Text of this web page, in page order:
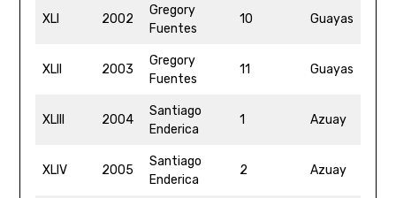
XLI 2002
Gregory
Fuentes
10 Guayas
XLII 2003
Gregory
Fuentes
11 Guayas
XLIII 2004
Santiago
Enderica
1 Azuay
XLIV 2005
Santiago
Enderica
2 Azuay